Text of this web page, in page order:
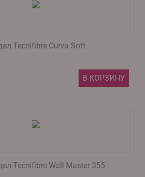
Tecnifibre Curva Soft
В КОРЗИНУ
Tecnifibre Wall Master 355